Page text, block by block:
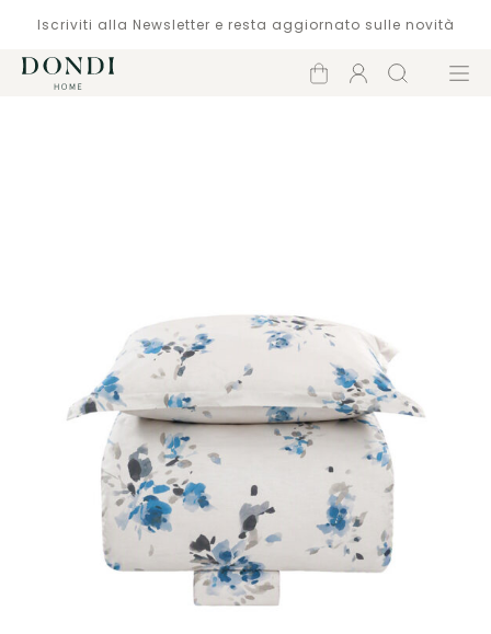
Iscriviti alla Newsletter e resta aggiornato sulle novità
Carrello
Account
Cerca Menù